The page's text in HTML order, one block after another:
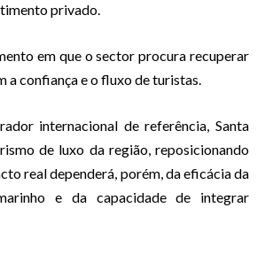
privado.
em que o sector procura recuperar
a confiança e o fluxo de turistas.
internacional de referência, Santa
de luxo da região, reposicionando
real dependerá, porém, da eficácia da
e da capacidade de integrar